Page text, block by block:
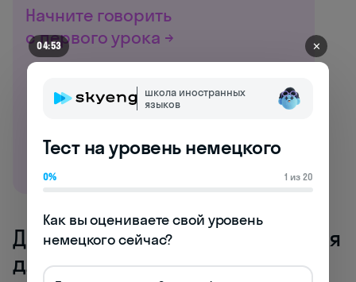
Начните говорить
с первого урока →
Деловой немецкий: выражения
для рабочих встреч
04:53 ✕
школа иностранных
языков
Тест на уровень немецкого
0% 1 из 20
Как вы оцениваете свой уровень
немецкого сейчас?